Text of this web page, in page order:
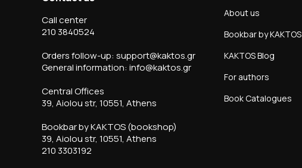
Call center
210 3840524
Orders follow-up: support@kaktos.gr
General information: info@kaktos.gr
Central Offices
39, Aiolou str, 10551, Athens
Bookbar by KAKTOS (bookshop)
39, Aiolou str, 10551, Athens
210 3303192
About us
Bookbar by KAKTOS
KAKTOS Blog
For authors
Book Catalogues